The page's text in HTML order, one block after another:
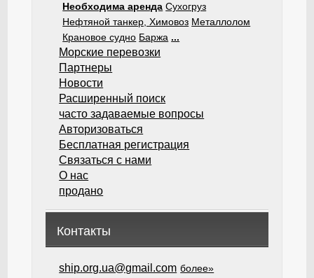
Необходима аренда Сухогруз
Нефтяной танкер, Химовоз Металлолом
Крановое судно Баржа ...
Морские перевозки
Партнеры
Новости
Расширенный поиск
часто задаваемые вопросы
Авторизоваться
Бесплатная регистрация
Связаться с нами
О нас
продано
Контакты
ship.org.ua@gmail.com более»